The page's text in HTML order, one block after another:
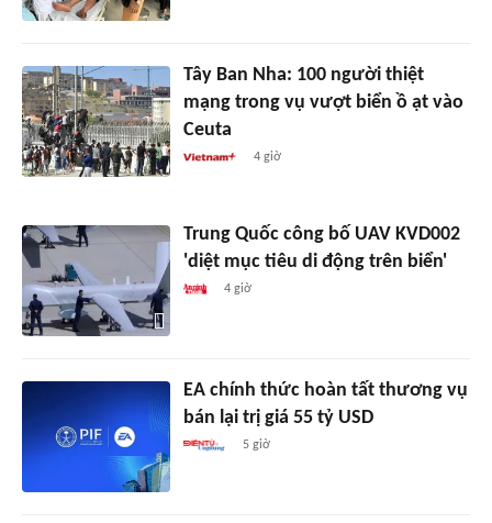
Tây Ban Nha: 100 người thiệt
mạng trong vụ vượt biển ồ ạt vào
Ceuta
4 giờ
Trung Quốc công bố UAV KVD002
'diệt mục tiêu di động trên biển'
4 giờ
EA chính thức hoàn tất thương vụ
bán lại trị giá 55 tỷ USD
5 giờ